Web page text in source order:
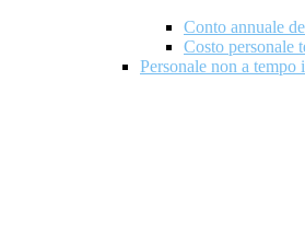
Conto annuale
Costo personale
Personale non a tempo